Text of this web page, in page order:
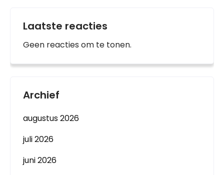
Laatste reacties
Geen reacties om te tonen.
Archief
augustus 2026
juli 2026
juni 2026